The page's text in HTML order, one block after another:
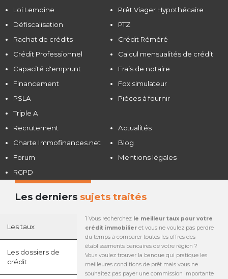
Loi Lemoine
Prêt Viager Hypothécaire
Défiscalisation
PTZ
Rachat de crédits
Crédit Réméré
Crédit Professionnel
Calcul mensualités de crédit
Capacité d'emprunt
Frais de notaire
Financement
Fox simulateur
PSLA
Pièces à fournir
Triple A
Recrutement
Actualités
Charte Immofinances.net
Blog
Forum
Mentions légales
RGPD
Les derniers sujets traités
Les taux
Les dossiers de
crédit
1 Vous recherchez le meilleur taux pour votre
crédit immobilieret vous ne voulez pas perdre
du temps à comparer toutes les offres des
établissements bancaires de votre région ?
Vous voulez trouver la banque qui pratique les
meilleures conditions de prêt mais vous ne
souhaitez pas payer une commission importante